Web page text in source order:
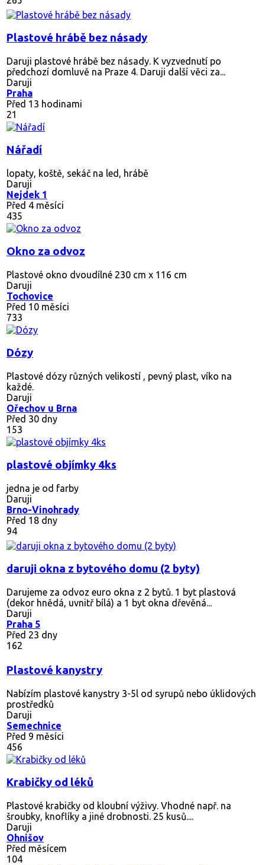
Plastové hrábě bez násady
Daruji plastové hrábě bez násady. K vyzvednutí po
předchozí domluvě na Praze 4. Daruji další věci za...
Daruji
Praha
Před 13 hodinami
21
Nářadí
lopaty, koště, sekáč na led, hrábě
Daruji
Nejdek 1
Před 4 měsíci
435
Okno za odvoz
Plastové okno dvoudílné 230 cm x 116 cm
Daruji
Tochovice
Před 10 měsíci
733
Dózy
Plastové dózy různých velikostí , pevný plast, víko na
každé.
Daruji
Ořechov u Brna
Před 30 dny
153
plastové objímky 4ks
jedna je od farby
Daruji
Brno-Vinohrady
Před 18 dny
94
daruji okna z bytového domu (2 byty)
Darujeme za odvoz euro okna z 2 bytů. 1 byt plastová
(dekor hnědá, uvnitř bílá) a 1 byt okna dřevěná...
Daruji
Praha 5
Před 23 dny
162
Plastové kanystry
Nabízím plastové kanystry 3-5l od syrupů nebo úklidových
prostředků
Daruji
Semechnice
Před 9 měsíci
456
Krabičky od léků
Plastové krabičky od kloubní výživy. Vhodné např. na
šroubky, knoflíky a jiné drobnosti. 25 kusů....
Daruji
Ohnišov
Před měsícem
104